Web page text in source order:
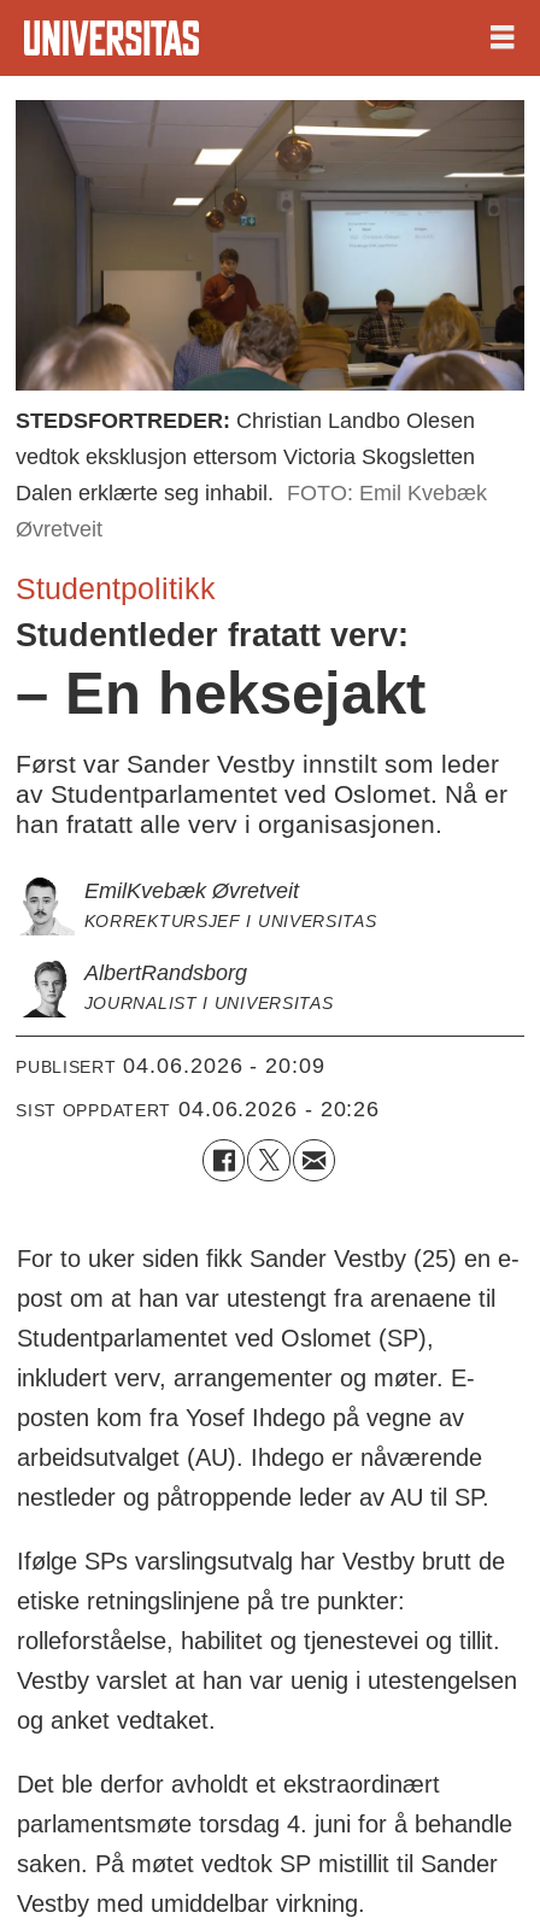
STEDSFORTREDER: Christian Landbo Olesen
vedtok eksklusjon ettersom Victoria Skogsletten
Dalen erklærte seg inhabil.
FOTO: Emil Kvebæk
Øvretveit
Studentpolitikk
Studentleder fratatt verv:
– En heksejakt
Først var Sander Vestby innstilt som leder
av Studentparlamentet ved Oslomet. Nå er
han fratatt alle verv i organisasjonen.
EmilKvebæk Øvretveit
KORREKTURSJEF I UNIVERSITAS
AlbertRandsborg
JOURNALIST I UNIVERSITAS
PUBLISERT 04.06.2026 - 20:09
SIST OPPDATERT 04.06.2026 - 20:26
For to uker siden fikk Sander Vestby (25) en e-
post om at han var utestengt fra arenaene til
Studentparlamentet ved Oslomet (SP),
inkludert verv, arrangementer og møter. E-
posten kom fra Yosef Ihdego på vegne av
arbeidsutvalget (AU). Ihdego er nåværende
nestleder og påtroppende leder av AU til SP.
Ifølge SPs varslingsutvalg har Vestby brutt de
etiske retningslinjene på tre punkter:
rolleforståelse, habilitet og tjenestevei og tillit.
Vestby varslet at han var uenig i utestengelsen
og anket vedtaket.
Det ble derfor avholdt et ekstraordinært
parlamentsmøte torsdag 4. juni for å behandle
saken. På møtet vedtok SP mistillit til Sander
Vestby med umiddelbar virkning.